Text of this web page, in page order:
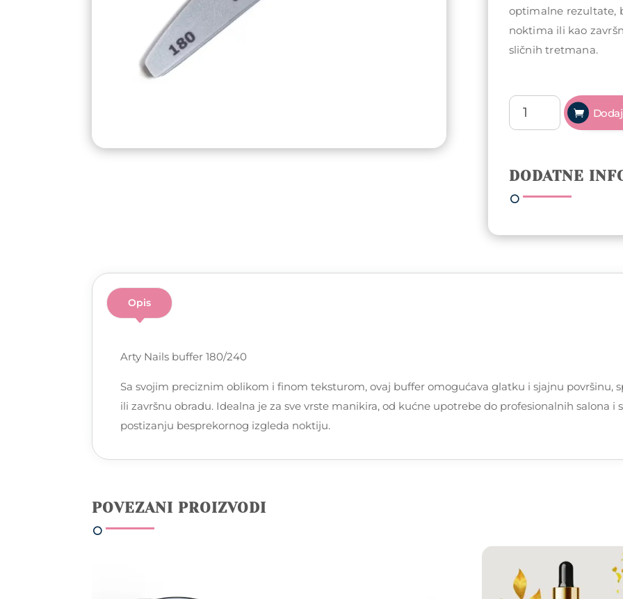
optimalne rezultate,
noktima ili kao
sličnih tretmana.
Arty
Nails
buffer
DODATNE
Opis
Arty Nails buffer 180/240
Sa svojim preciznim oblikom i finom teksturom, ovaj buffer omogućava glatku i sjajnu površinu,
ili završnu obradu. Idealna je za sve vrste manikira, od kućne upotrebe do profesionalnih salona i
postizanju besprekornog izgleda noktiju.
POVEZANI PROIZVODI